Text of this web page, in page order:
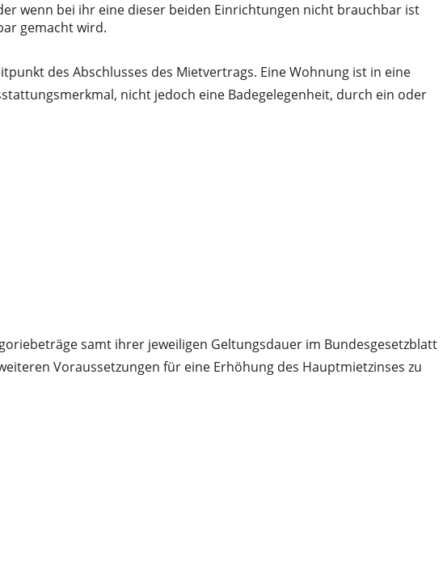
wenn bei ihr eine dieser beiden Einrichtungen nicht brauchbar ist
gemacht wird.
des Abschlusses des Mietvertrags. Eine Wohnung ist in eine
nicht jedoch eine Badegelegenheit, durch ein oder
samt ihrer jeweiligen Geltungsdauer im Bundesgesetzblatt
Voraussetzungen für eine Erhöhung des Hauptmietzinses zu